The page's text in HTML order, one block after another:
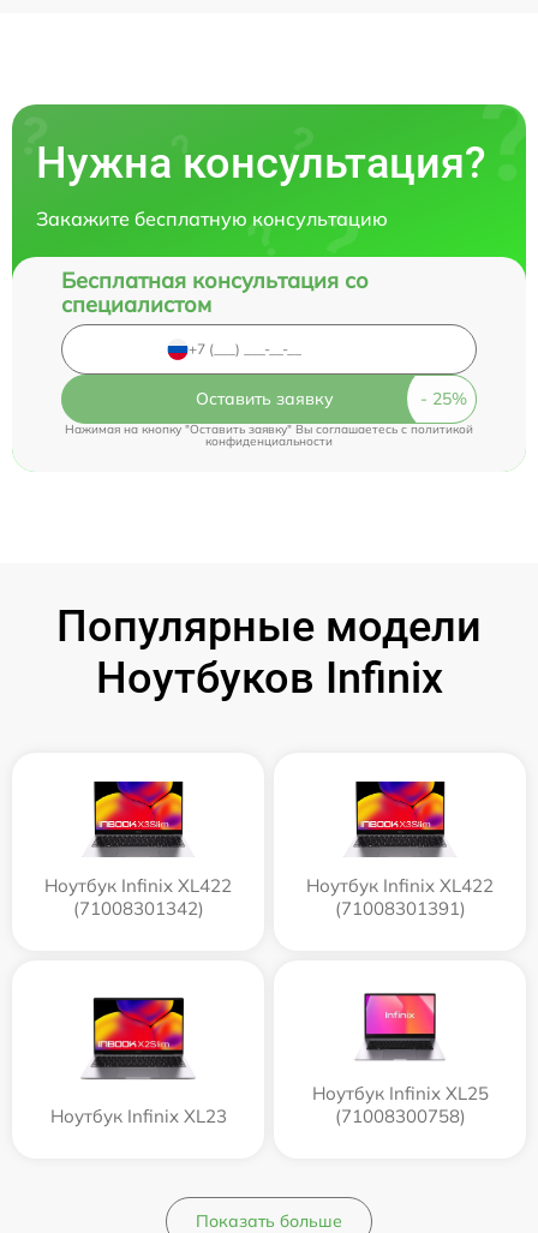
Нужна консультация?
Закажите бесплатную консультацию
Бесплатная консультация со
специалистом
Оставить заявку
Нажимая на кнопку "Оставить заявку" Вы соглашаетесь cполитикой
конфиденциальности
Популярные модели
Ноутбуков Infinix
Ноутбук Infinix XL422
(71008301342)
Ноутбук Infinix XL422
(71008301391)
Ноутбук Infinix XL23
Ноутбук Infinix XL25
(71008300758)
Показать больше